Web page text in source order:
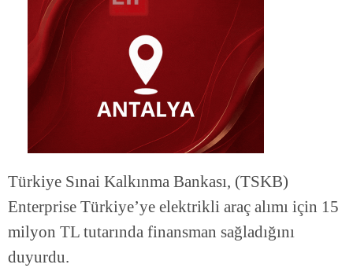
Türkiye Sınai Kalkınma Bankası, (TSKB)
Enterprise Türkiye’ye elektrikli araç alımı için 15
milyon TL tutarında finansman sağladığını
duyurdu.